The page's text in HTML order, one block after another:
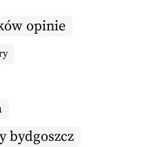
opinie
bydgoszcz